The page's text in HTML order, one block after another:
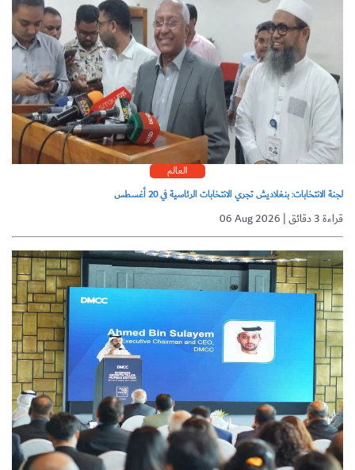
العالم
لجنة الانتخابات: بنغلاديش تجري الانتخابات الرئاسية في 20 أغسطس
06 Aug 2026 | قراءة 3 دقائق